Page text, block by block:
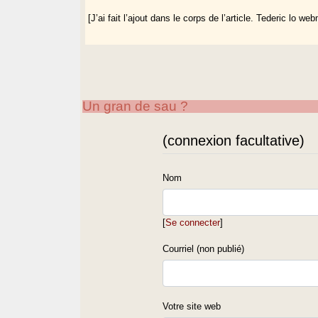
[J’ai fait l’ajout dans le corps de l’article. Tederic lo
Un gran de sau ?
(connexion facultative)
Nom
[Se connecter]
Courriel (non publié)
Votre site web